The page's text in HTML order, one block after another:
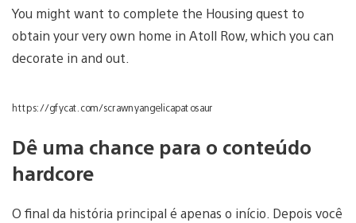
You might want to complete the Housing quest to
obtain your very own home in Atoll Row, which you can
decorate in and out.
https://gfycat.com/scrawnyangelicapatosaur
Dê uma chance para o conteúdo
hardcore
O final da história principal é apenas o início. Depois você